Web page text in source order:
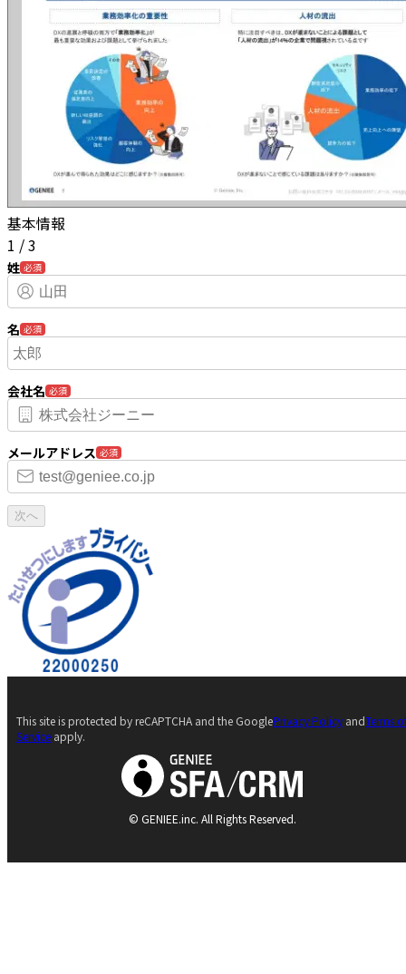
基本情報
1 /3
姓 必須
名 必須
会社名 必須
メールアドレス 必須
次へ
© GENIEE.inc. All Rights Reserved.
This site is protected by reCAPTCHA and the GooglePrivacy Policy andTerms
Service apply.